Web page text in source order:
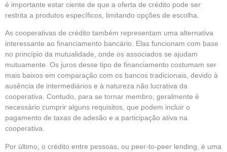
é importante estar ciente de que a oferta de crédito pode ser
restrita a produtos específicos, limitando opções de escolha.
As cooperativas de crédito também representam uma alternativa
interessante ao financiamento bancário. Elas funcionam com base
no princípio da mutualidade, onde os associados se ajudam
mutuamente. Os juros desse tipo de financiamento costumam ser
mais baixos em comparação com os bancos tradicionais, devido à
ausência de intermediários e à natureza não lucrativa da
cooperativa. Contudo, para se tornar membro, geralmente é
necessário cumprir alguns requisitos, que podem incluir o
pagamento de taxas de adesão e a participação ativa na
cooperativa.
Por último, o crédito entre pessoas, ou peer-to-peer lending, é uma